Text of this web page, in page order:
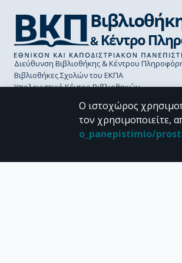
Διεύθυνση Βιβλιοθήκης & Κέντρου
Βιβλιοθήκες Σχολών του ΕΚΠΑ
Υπολογιστικό Κέντρο Βιβλιοθηκών
Ο ιστοχώρος
τον χρησιμοποιείτε,
o_panepistimio/